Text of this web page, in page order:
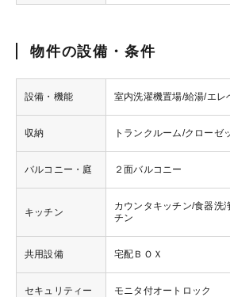
物件の設備・条件
設備・機能 室内洗濯機置場/給湯/エレ
収納 トランクルーム/クローゼ
バルコニー・庭 ２面バルコニー
キッチン
カウンタキッチン/食器洗
チン
共用設備 宅配ＢＯＸ
セキュリティー モニタ付オートロック